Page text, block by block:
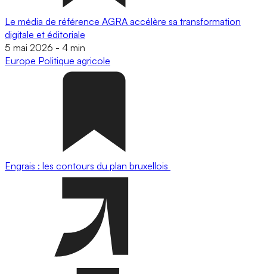
Le média de référence AGRA accélère sa transformation
digitale et éditoriale
5 mai 2026 - 4 min
Europe Politique agricole
Engrais : les contours du plan bruxellois